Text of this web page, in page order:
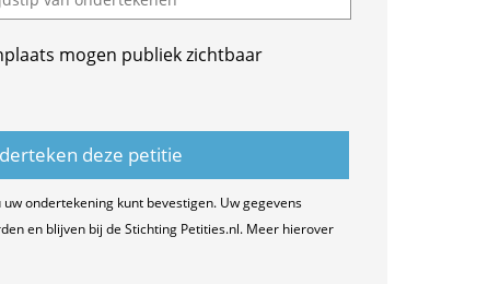
mogen publiek zichtbaar
ondertekening kunt bevestigen. Uw gegevens
en blijven bij de Stichting Petities.nl. Meer hierover